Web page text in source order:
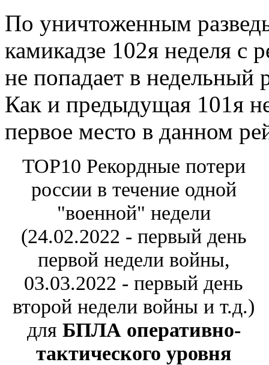
По уничтоженным
камикадзе 102я неделя с
не попадает в недельный
Как и предыдущая 101я
первое место в данном
TOP10 Рекордные потери
россии в течение одной
"военной" недели
(24.02.2022 - первый день
первой недели войны,
03.03.2022 - первый день
второй недели войны и т.д.)
для БПЛА оперативно-
тактического уровня